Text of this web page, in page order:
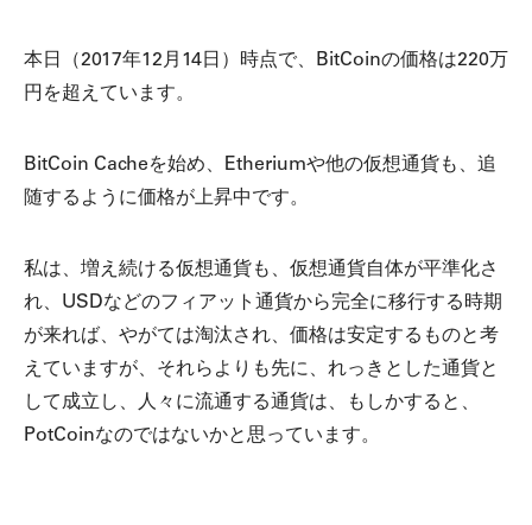
本日（2017年12月14日）時点で、BitCoinの価格は220万
円を超えています。
BitCoin Cacheを始め、Etheriumや他の仮想通貨も、追
随するように価格が上昇中です。
私は、増え続ける仮想通貨も、仮想通貨自体が平準化さ
れ、USDなどのフィアット通貨から完全に移行する時期
が来れば、やがては淘汰され、価格は安定するものと考
えていますが、それらよりも先に、れっきとした通貨と
して成立し、人々に流通する通貨は、もしかすると、
PotCoinなのではないかと思っています。